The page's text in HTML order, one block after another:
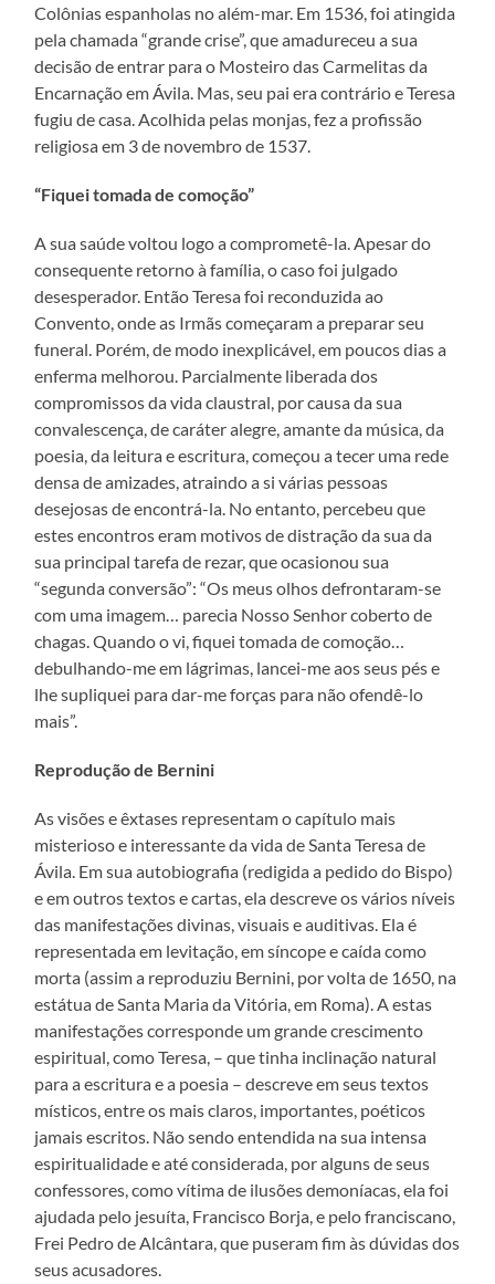
Colônias espanholas no além-mar. Em 1536, foi atingida
pela chamada “grande crise”, que amadureceu a sua
decisão de entrar para o Mosteiro das Carmelitas da
Encarnação em Ávila. Mas, seu pai era contrário e Teresa
fugiu de casa. Acolhida pelas monjas, fez a profissão
religiosa em 3 de novembro de 1537.
“Fiquei tomada de comoção”
A sua saúde voltou logo a comprometê-la. Apesar do
consequente retorno à família, o caso foi julgado
desesperador. Então Teresa foi reconduzida ao
Convento, onde as Irmãs começaram a preparar seu
funeral. Porém, de modo inexplicável, em poucos dias a
enferma melhorou. Parcialmente liberada dos
compromissos da vida claustral, por causa da sua
convalescença, de caráter alegre, amante da música, da
poesia, da leitura e escritura, começou a tecer uma rede
densa de amizades, atraindo a si várias pessoas
desejosas de encontrá-la. No entanto, percebeu que
estes encontros eram motivos de distração da sua da
sua principal tarefa de rezar, que ocasionou sua
“segunda conversão”: “Os meus olhos defrontaram-se
com uma imagem… parecia Nosso Senhor coberto de
chagas. Quando o vi, fiquei tomada de comoção…
debulhando-me em lágrimas, lancei-me aos seus pés e
lhe supliquei para dar-me forças para não ofendê-lo
mais”.
Reprodução de Bernini
As visões e êxtases representam o capítulo mais
misterioso e interessante da vida de Santa Teresa de
Ávila. Em sua autobiografia (redigida a pedido do Bispo)
e em outros textos e cartas, ela descreve os vários níveis
das manifestações divinas, visuais e auditivas. Ela é
representada em levitação, em síncope e caída como
morta (assim a reproduziu Bernini, por volta de 1650, na
estátua de Santa Maria da Vitória, em Roma). A estas
manifestações corresponde um grande crescimento
espiritual, como Teresa, – que tinha inclinação natural
para a escritura e a poesia – descreve em seus textos
místicos, entre os mais claros, importantes, poéticos
jamais escritos. Não sendo entendida na sua intensa
espiritualidade e até considerada, por alguns de seus
confessores, como vítima de ilusões demoníacas, ela foi
ajudada pelo jesuíta, Francisco Borja, e pelo franciscano,
Frei Pedro de Alcântara, que puseram fim às dúvidas dos
seus acusadores.